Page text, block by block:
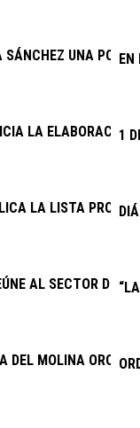
SÁNCHEZ UNA
LA ELABORACIÓN
LA LISTA
AL SECTOR DEL
DEL MOLINA
EN
1